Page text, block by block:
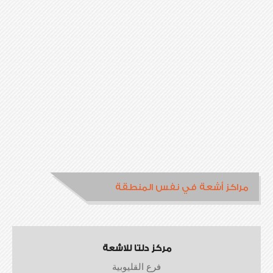
مراكز أشعة في نفس المنطقة
مركز دلتا للاشعة
فرع القليوبية